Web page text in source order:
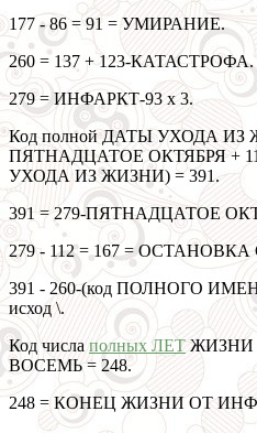
177 - 86 = 91 = УМИРАНИЕ.
260 = 137 + 123-КАТАСТРОФА.
279 = ИНФАРКТ-93 х 3.
Код полной ДАТЫ УХОДА ИЗ
ПЯТНАДЦАТОЕ ОКТЯБРЯ +
УХОДА ИЗ ЖИЗНИ) = 391.
391 = 279-ПЯТНАДЦАТОЕ
279 - 112 = 167 =
391 - 260-(код ПОЛНОГО
исход \.
Код числа полных ЛЕТ ЖИЗНИ
ВОСЕМЬ = 248.
248 = КОНЕЦ ЖИЗНИ ОТ